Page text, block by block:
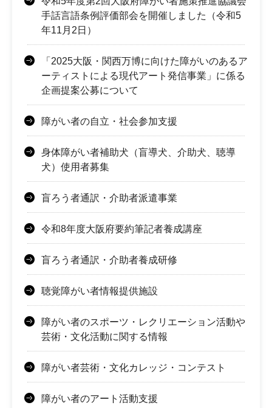
手話言語条例評価部会を開催しました（令和5
年11月2日）
「2025大阪・関西万博に向けた障がいのあるア
ーティストによる現代アート発信事業」に係る
企画提案公募について
障がい者の自立・社会参加支援
身体障がい者補助犬（盲導犬、介助犬、聴導
犬）使用者募集
盲ろう者通訳・介助者派遣事業
令和8年度大阪府要約筆記者養成講座
盲ろう者通訳・介助者養成研修
聴覚障がい者情報提供施設
障がい者のスポーツ・レクリエーション活動や
芸術・文化活動に関する情報
障がい者芸術・文化カレッジ・コンテスト
障がい者のアート活動支援